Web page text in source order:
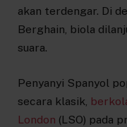
akan terdengar. Di
Berghain, biola
suara.
Penyanyi Spanyol
secara klasik,
London (LSO) pada